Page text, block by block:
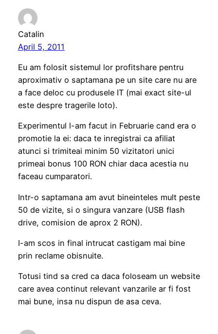
Catalin
April 5, 2011
Eu am folosit sistemul lor profitshare pentru
aproximativ o saptamana pe un site care nu are
a face deloc cu produsele IT (mai exact site-ul
este despre tragerile loto).
Experimentul l-am facut in Februarie cand era o
promotie la ei: daca te inregistrai ca afiliat
atunci si trimiteai minim 50 vizitatori unici
primeai bonus 100 RON chiar daca acestia nu
faceau cumparatori.
Intr-o saptamana am avut bineinteles mult peste
50 de vizite, si o singura vanzare (USB flash
drive, comision de aprox 2 RON).
I-am scos in final intrucat castigam mai bine
prin reclame obisnuite.
Totusi tind sa cred ca daca foloseam un website
care avea continut relevant vanzarile ar fi fost
mai bune, insa nu dispun de asa ceva.